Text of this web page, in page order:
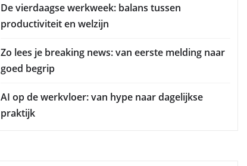
De vierdaagse werkweek: balans tussen
productiviteit en welzijn
Zo lees je breaking news: van eerste melding naar
goed begrip
AI op de werkvloer: van hype naar dagelijkse
praktijk